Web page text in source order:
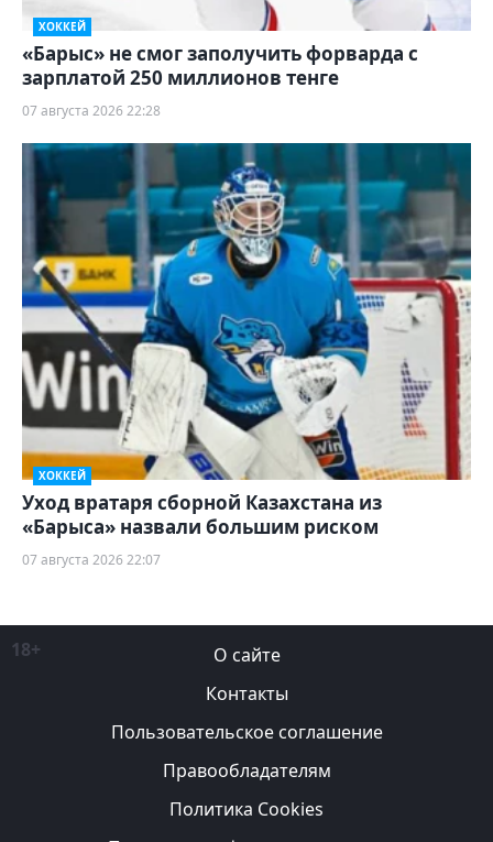
ХОККЕЙ
«Барыс» не смог заполучить форварда с
зарплатой 250 миллионов тенге
07 августа 2026 22:28
ХОККЕЙ
Уход вратаря сборной Казахстана из
«Барыса» назвали большим риском
07 августа 2026 22:07
18+
О сайте
Контакты
Пользовательское соглашение
Правообладателям
Политика Cookies